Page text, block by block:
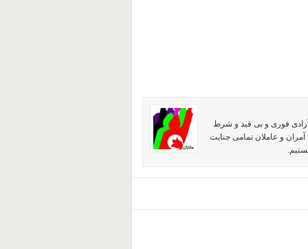
فوری و بی قید و شرط
و عاملان تمامی جنایت